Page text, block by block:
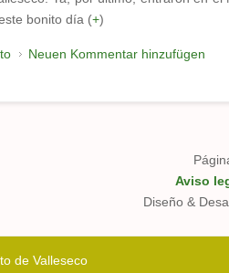
bonito día (+)
Neuen Kommentar hinzufügen
Aviso
Diseño &
de Valleseco